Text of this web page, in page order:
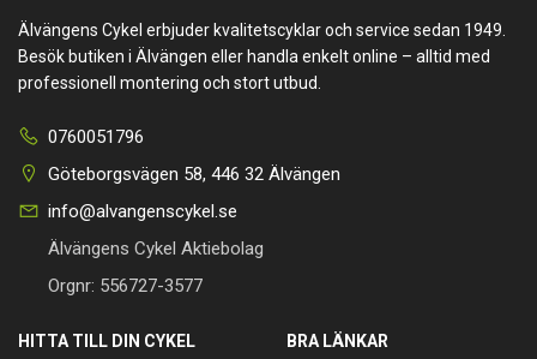
Älvängens Cykel erbjuder kvalitetscyklar och service sedan 1949.
Besök butiken i Älvängen eller handla enkelt online – alltid med
professionell montering och stort utbud.
0760051796
Göteborgsvägen 58, 446 32 Älvängen
info@alvangenscykel.se
Älvängens Cykel Aktiebolag
Orgnr: 556727-3577
HITTA TILL DIN CYKEL BRA LÄNKAR